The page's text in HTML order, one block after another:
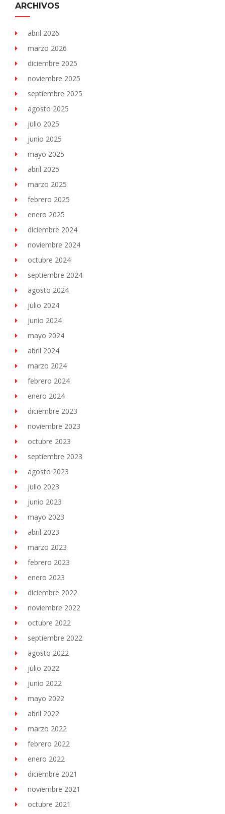
ARCHIVOS
abril 2026
marzo 2026
diciembre 2025
noviembre 2025
septiembre 2025
agosto 2025
julio 2025
junio 2025
mayo 2025
abril 2025
marzo 2025
febrero 2025
enero 2025
diciembre 2024
noviembre 2024
octubre 2024
septiembre 2024
agosto 2024
julio 2024
junio 2024
mayo 2024
abril 2024
marzo 2024
febrero 2024
enero 2024
diciembre 2023
noviembre 2023
octubre 2023
septiembre 2023
agosto 2023
julio 2023
junio 2023
mayo 2023
abril 2023
marzo 2023
febrero 2023
enero 2023
diciembre 2022
noviembre 2022
octubre 2022
septiembre 2022
agosto 2022
julio 2022
junio 2022
mayo 2022
abril 2022
marzo 2022
febrero 2022
enero 2022
diciembre 2021
noviembre 2021
octubre 2021